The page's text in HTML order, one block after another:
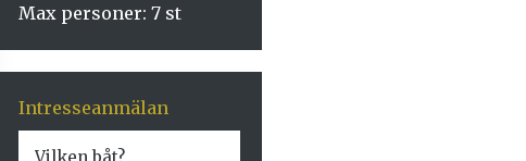
Max personer:7 st
Intresseanmälan